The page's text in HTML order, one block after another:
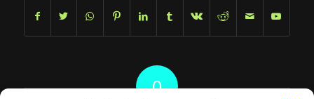
0